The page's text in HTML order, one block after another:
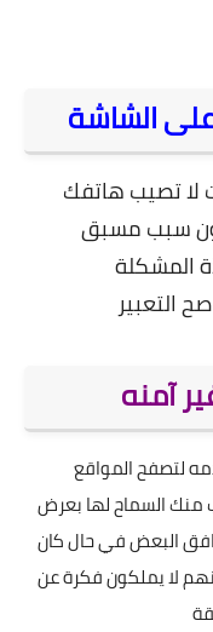
الشاشة
لا تصيب هاتفك
سبب مسبق
المشكلة
التعبير
لتصفح المواقع
منك السماح لها بعرض
البعض في حال كان
لا يملكون فكرة عن